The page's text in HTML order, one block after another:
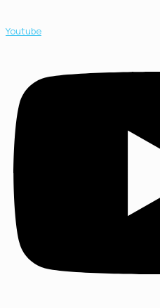
Youtube